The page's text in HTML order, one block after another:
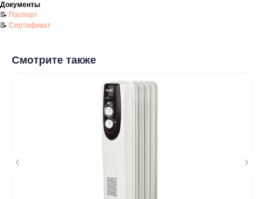
Документы
📝 Паспорт
📝 Сертификат
Смотрите также
Данный интернет‑сайт носит информационный характер и ни
при каких условиях не является публичной офертой в
Челны, проспект Казанский, д. 124
+7 (8552) 78-33-11
Заказать звонок